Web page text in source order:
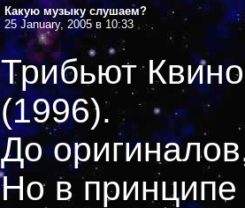
Какую музыку слушаем?
25 January, 2005 в 10:33
Трибьют
(1996).
До
Но в